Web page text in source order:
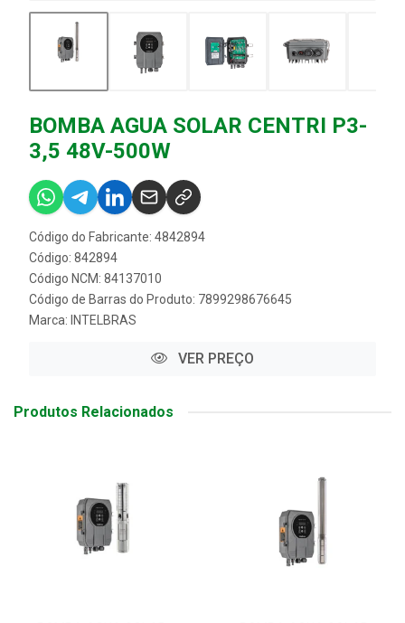
BOMBA AGUA SOLAR CENTRI P3-
3,5 48V-500W
Código do Fabricante: 4842894
Código: 842894
Código NCM: 84137010
Código de Barras do Produto: 7899298676645
Marca: INTELBRAS
VER PREÇO
Produtos Relacionados